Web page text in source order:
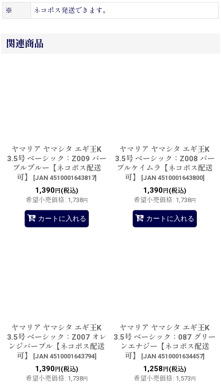
※ ネコポス発送できます。
関連商品
ヤマリア ヤマシタ エギ王K
3.5号 ベーシック：Z009 パー
プルブルー【ネコポス配送
可】
[JAN 4510001643817]
1,390円(税込)
希望小売価格: 1,738円
カートに入れる
ヤマリア ヤマシタ エギ王K
3.5号 ベーシック：Z008 パー
プルケイムラ【ネコポス配送
可】
[JAN 4510001643800]
1,390円(税込)
希望小売価格: 1,738円
カートに入れる
ヤマリア ヤマシタ エギ王K
3.5号 ベーシック：Z007 オレ
ンジパープル【ネコポス配送
可】
[JAN 4510001643794]
1,390円(税込)
希望小売価格: 1,738円
ヤマリア ヤマシタ エギ王K
3.5号 ベーシック：087 グリー
ンエナジー【ネコポス配送
可】
[JAN 4510001634457]
1,258 円(税込)
希望小売価格: 1,573 円